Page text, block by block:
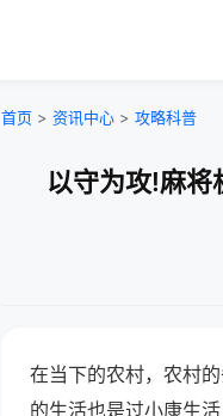
首页 > 资讯中心 > 攻略科普
以守为攻!麻将
在当下的农村，农村
的生活也是过小康生